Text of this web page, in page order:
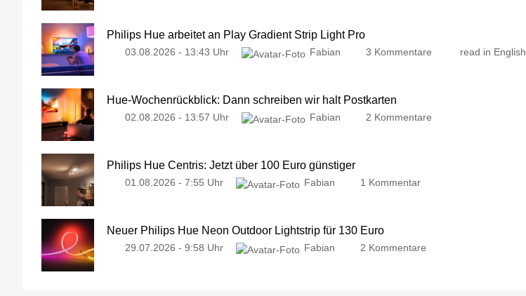
Philips Hue arbeitet an Play Gradient Strip Light Pro
03.08.2026 - 13:43 Uhr Fabian 3 Kommentare read in English
Hue-Wochenrückblick: Dann schreiben wir halt Postkarten
02.08.2026 - 13:57 Uhr Fabian 2 Kommentare
Philips Hue Centris: Jetzt über 100 Euro günstiger
01.08.2026 - 7:55 Uhr Fabian 1 Kommentar
Neuer Philips Hue Neon Outdoor Lightstrip für 130 Euro
29.07.2026 - 9:58 Uhr Fabian 2 Kommentare